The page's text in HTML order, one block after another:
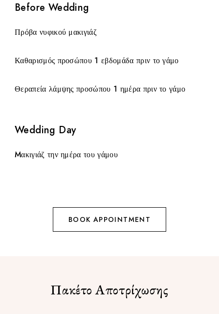
Before Wedding
Πρόβα νυφικού μακιγιάζ
Καθαρισμός προσώπου 1 εβδομάδα πριν το γάμο
Θεραπεία λάμψης προσώπου 1 ημέρα πριν το γάμο
Wedding Day
Mακιγιάζ την ημέρα του γάμου
BOOK APPOINTMENT
Πακέτο Αποτρίχωσης